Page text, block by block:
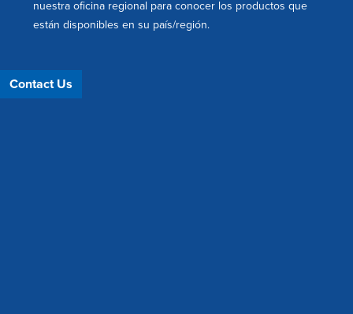
nuestra oficina regional para conocer los productos que
están disponibles en su país/región.
Contact Us